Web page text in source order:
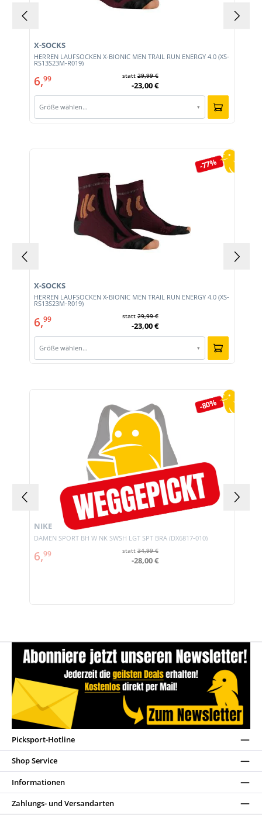
HERREN LAUFSOCKEN X-BIONIC MEN TRAIL RUN ENERGY 4.0 (XS-
RS13S23M-R019)
X-SOCKS
6,99 statt29,99 €
-23,00 €
Größe wählen… ▾
-77%
HERREN LAUFSOCKEN X-BIONIC MEN TRAIL RUN ENERGY 4.0 (XS-
RS13S23M-R019)
X-SOCKS
6,99 statt29,99 €
-23,00 €
Größe wählen… ▾
-80%
DAMEN SPORT BH W NK SWSH LGT SPT BRA (DX6817-010)
NIKE
6,99 statt34,99 €
-28,00 €
Picksport-Hotline
Shop Service
Informationen
Zahlungs- und Versandarten